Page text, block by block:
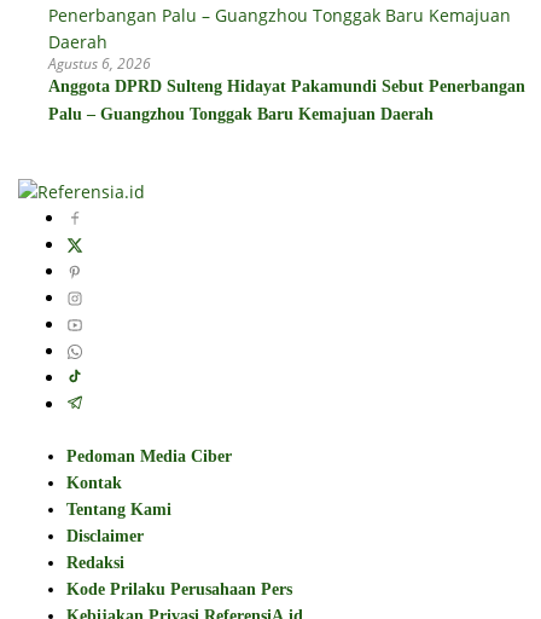
Agustus 6, 2026
Anggota DPRD Sulteng Hidayat Pakamundi Sebut Penerbangan
Palu – Guangzhou Tonggak Baru Kemajuan Daerah
Pedoman Media Ciber
Kontak
Tentang Kami
Disclaimer
Redaksi
Kode Prilaku Perusahaan Pers